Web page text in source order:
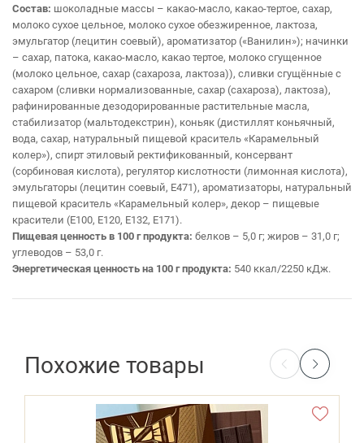
Состав: шоколадные массы – какао-масло, какао-тертое, сахар,
молоко сухое цельное, молоко сухое обезжиренное, лактоза,
эмульгатор (лецитин соевый), ароматизатор («Ванилин»); начинки
– сахар, патока, какао-масло, какао тертое, молоко сгущенное
(молоко цельное, сахар (сахароза, лактоза)), сливки сгущённые с
сахаром (сливки нормализованные, сахар (сахароза), лактоза),
рафинированные дезодорированные растительные масла,
стабилизатор (мальтодекстрин), коньяк (дистиллят коньячный,
вода, сахар, натуральный пищевой краситель «Карамельный
колер»), спирт этиловый ректификованный, консервант
(сорбиновая кислота), регулятор кислотности (лимонная кислота),
эмульгаторы (лецитин соевый, Е471), ароматизаторы, натуральный
пищевой краситель «Карамельный колер», декор – пищевые
красители (Е100, Е120, Е132, Е171).
Пищевая ценность в 100 г продукта: белков – 5,0 г; жиров – 31,0 г;
углеводов – 53,0 г.
Энергетическая ценность на 100 г продукта: 540 ккал/2250 кДж.
Похожие товары